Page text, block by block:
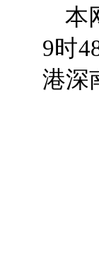
本
9时
港深